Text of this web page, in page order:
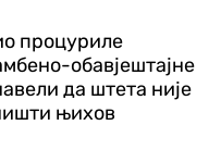
процуриле
обавјештајне
да штета није
њихов